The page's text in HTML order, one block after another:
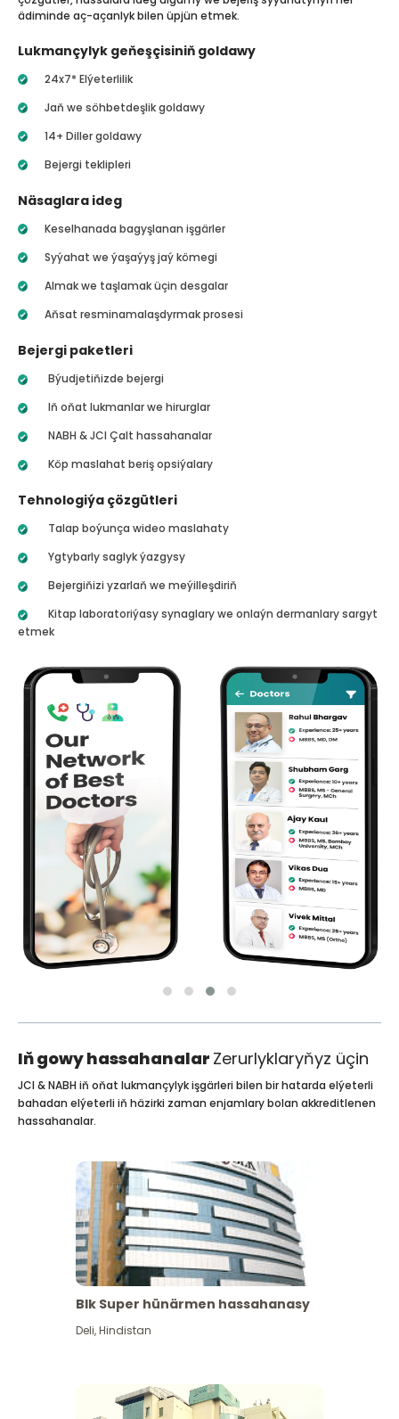
ädiminde aç-açanlyk bilen üpjün etmek.
Lukmançylyk geňeşçisiniň goldawy
24x7* Elýeterlilik
Jaň we söhbetdeşlik goldawy
14+ Diller goldawy
Bejergi teklipleri
Näsaglara ideg
Keselhanada bagyşlanan işgärler
Syýahat we ýaşaýyş jaý kömegi
Almak we taşlamak üçin desgalar
Aňsat resminamalaşdyrmak prosesi
Bejergi paketleri
Býudjetiňizde bejergi
Iň oňat lukmanlar we hirurglar
NABH & JCI Çalt hassahanalar
Köp maslahat beriş opsiýalary
Tehnologiýa çözgütleri
Talap boýunça wideo maslahaty
Ygtybarly saglyk ýazgysy
Bejergiňizi yzarlaň we meýilleşdiriň
Kitap laboratoriýasy synaglary we onlaýn dermanlary sargyt
etmek
Iň gowy hassahanalar Zerurlyklaryňyz üçin
JCI & NABH iň oňat lukmançylyk işgärleri bilen bir hatarda elýeterli
bahadan elýeterli iň häzirki zaman enjamlary bolan akkreditlenen
hassahanalar.
Blk Super hünärmen hassahanasy
Deli,Hindistan